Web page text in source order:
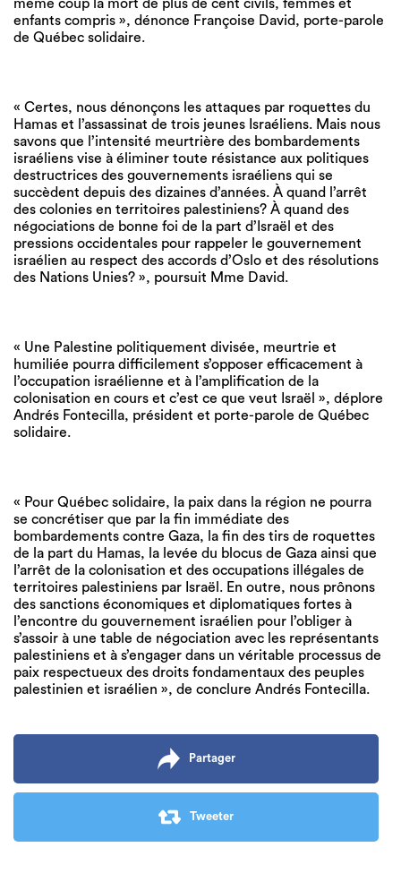
même coup la mort de plus de cent civils, femmes et
enfants compris », dénonce Françoise David, porte-parole
de Québec solidaire.
« Certes, nous dénonçons les attaques par roquettes du
Hamas et l’assassinat de trois jeunes Israéliens. Mais nous
savons que l’intensité meurtrière des bombardements
israéliens vise à éliminer toute résistance aux politiques
destructrices des gouvernements israéliens qui se
succèdent depuis des dizaines d’années. À quand l’arrêt
des colonies en territoires palestiniens? À quand des
négociations de bonne foi de la part d’Israël et des
pressions occidentales pour rappeler le gouvernement
israélien au respect des accords d’Oslo et des résolutions
des Nations Unies? », poursuit Mme David.
« Une Palestine politiquement divisée, meurtrie et
humiliée pourra difficilement s’opposer efficacement à
l’occupation israélienne et à l’amplification de la
colonisation en cours et c’est ce que veut Israël », déplore
Andrés Fontecilla, président et porte-parole de Québec
solidaire.
« Pour Québec solidaire, la paix dans la région ne pourra
se concrétiser que par la fin immédiate des
bombardements contre Gaza, la fin des tirs de roquettes
de la part du Hamas, la levée du blocus de Gaza ainsi que
l’arrêt de la colonisation et des occupations illégales de
territoires palestiniens par Israël. En outre, nous prônons
des sanctions économiques et diplomatiques fortes à
l’encontre du gouvernement israélien pour l’obliger à
s’assoir à une table de négociation avec les représentants
palestiniens et à s’engager dans un véritable processus de
paix respectueux des droits fondamentaux des peuples
palestinien et israélien », de conclure Andrés Fontecilla.
Partager
Tweeter